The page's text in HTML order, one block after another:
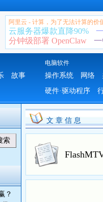
阿里云 - 计算，为了无法计算的价
云服务器爆款直降90%
分钟级部署 OpenClaw
电脑软件
故事
操作系统 网络
硬件·驱动程序
？
文 章 信 息